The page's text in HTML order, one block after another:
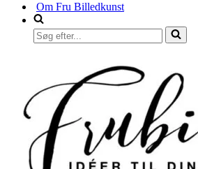
Om Fru Billedkunst
Søg
efter...